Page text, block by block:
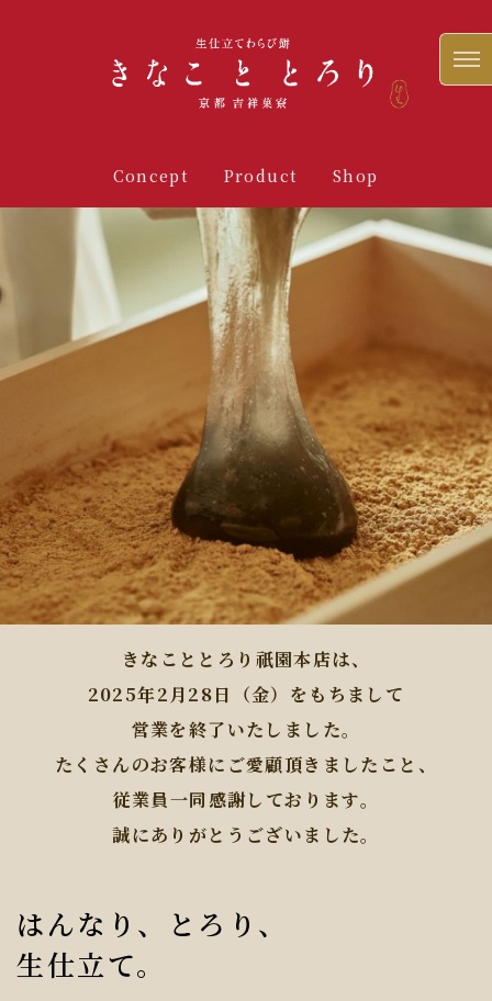
Concept Product Shop
きなこととろり祇園本店は、
2025年2月28日（金）をもちまして
営業を終了いたしました。
たくさんのお客様にご愛顧頂きましたこと、
従業員一同感謝しております。
誠にありがとうございました。
はんなり、とろり、
生仕立て。